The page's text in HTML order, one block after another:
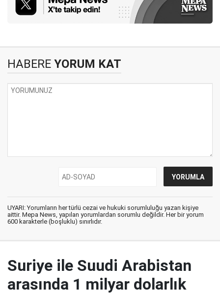
HABERE YORUM KAT
UYARI: Yorumların her türlü cezai ve hukuki sorumluluğu yazan kişiye
aittir. Mepa News, yapılan yorumlardan sorumlu değildir. Her bir yorum
600 karakterle (boşluklu) sınırlıdır.
Suriye ile Suudi Arabistan
arasında 1 milyar dolarlık